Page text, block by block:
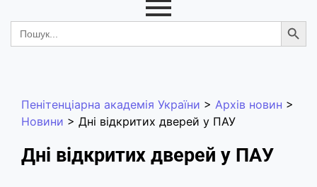
Search
for:
Пенітенціарна академія України > Архів новин >
Новини > Дні відкритих дверей у ПАУ
Дні відкритих дверей у ПАУ